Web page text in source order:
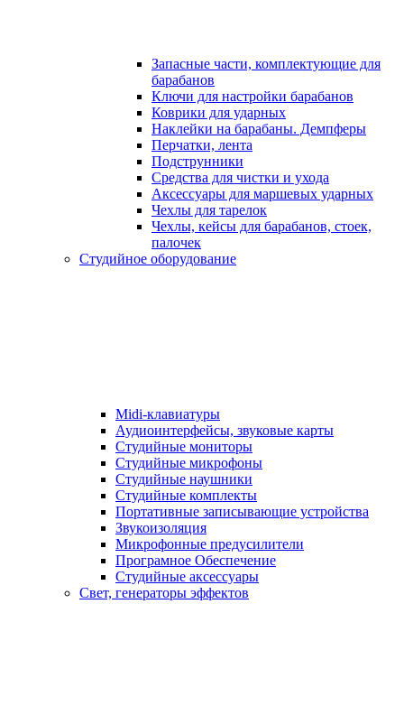
Запасные части, комплектующие для
барабанов
Ключи для настройки барабанов
Коврики для ударных
Наклейки на барабаны. Демпферы
Перчатки, лента
Подструнники
Средства для чистки и ухода
Аксессуары для маршевых ударных
Чехлы для тарелок
Чехлы, кейсы для барабанов, стоек,
палочек
Студийное оборудование
Midi-клавиатуры
Аудиоинтерфейсы, звуковые карты
Студийные мониторы
Студийные микрофоны
Студийные наушники
Студийные комплекты
Портативные записывающие устройства
Звукоизоляция
Микрофонные предусилители
Програмное Обеспечение
Студийные аксессуары
Свет, генераторы эффектов